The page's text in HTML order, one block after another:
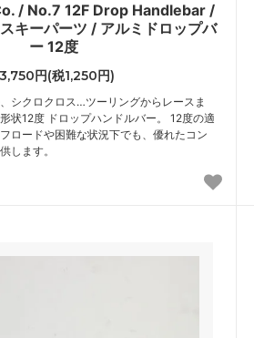
/ No.7 12F Drop Handlebar /
キーパーツ / アルミドロップバ
ー 12度
円(税1,250円)
シクロクロス…ツーリングからレースま
状12度 ドロップハンドルバー。 12度の適
ロードや困難な状況下でも、優れたコン
します。